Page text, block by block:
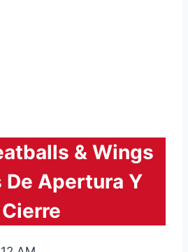
& Wings
De Apertura Y
Cierre